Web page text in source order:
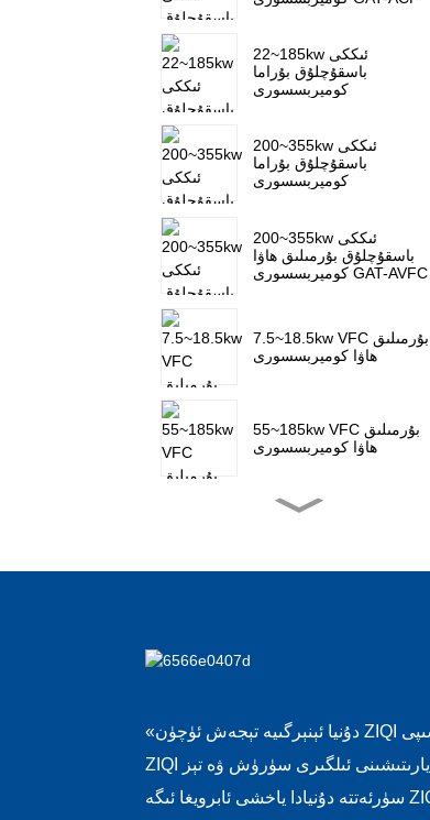
22~185kw ئىككى
باسقۇچلۇق بۇراما
كومپرېسسورى
200~355kw ئىككى
باسقۇچلۇق بۇراما
كومپرېسسورى
200~355kw ئىككى
باسقۇچلۇق بۇرمىلىق ھاۋا
كومپرېسسورى GAT-AVFC
7.5~18.5kw VFC بۇرمىلىق
ھاۋا كومپرېسسورى
55~185kw VFC بۇرمىلىق
ھاۋا كومپرېسسورى
بۇرمىلىق ھاۋا كومپرېسسورى
15~315kw تۆۋەن بېسىملىق
ھاۋا كومپرېسسورى
«دۇنيا ئېنېرگىيە تېجەش ئۈچۈن ZIQI كومپرېسسورى» نىڭ پىرىنسىپى
ZIQI نىڭ ئۈزلۈكسىز يېڭىلىق يارىتىشىنى ئىلگىرى سۈرۈش ۋە تېز
سۈرئەتتە دۇنيادا ياخشى ئابرويغا ئىگە ZIQI كومپرېسسورىنى